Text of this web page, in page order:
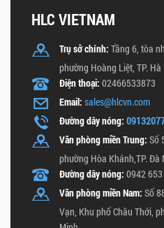
HLC VIETNAM
Trụ sở chính: Tầng 6, tòa
phường Hoàng Liệt, TP. Hà
Điện thoại: 02466533873
Email: sales@hlcvn.com
Đường dây nóng:
Văn phòng miền Trung: Số
phường Hòa Khánh,TP. Đà
Đường dây nóng: 0942
Văn phòng miền Nam: Số
Vạn, Khu phố Châu Thới,